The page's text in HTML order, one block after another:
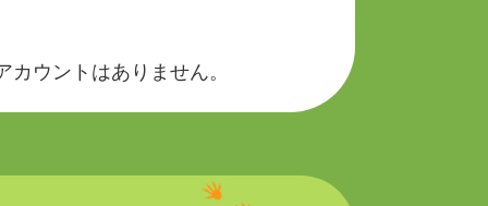
ウントはありません。